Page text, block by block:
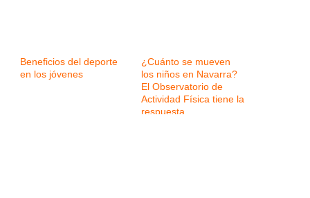
Beneficios del deporte
en los jóvenes
¿Cuánto se mueven
los niños en Navarra?
El Observatorio de
Actividad Física tiene la
respuesta